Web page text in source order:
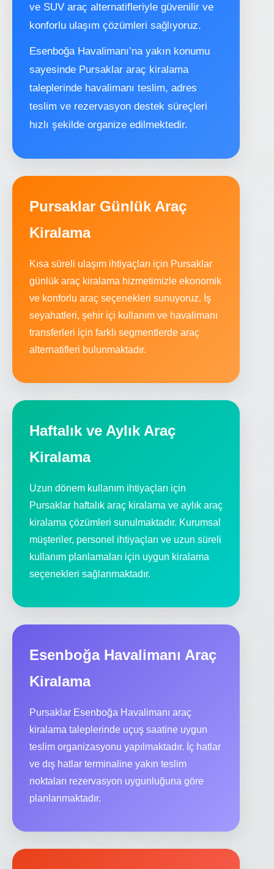
ve SUV araç alternatifleriyle güvenilir ve
konforlu ulaşım çözümleri sağlıyoruz.
Esenboğa Havalimanı’na yakın konumu
sayesinde Pursaklar araç kiralama
taleplerinde havalimanı teslim, adres
teslim ve rezervasyon destek süreçleri
hızlı şekilde organize edilmektedir.
Pursaklar Günlük Araç
Kiralama
Kısa süreli ulaşım ihtiyaçları için Pursaklar
günlük araç kiralama hizmetimizle ekonomik
ve konforlu araç seçenekleri sunuyoruz. İş
seyahatleri, şehir içi kullanım ve havalimanı
transferleri için farklı segmentlerde araç
alternatifleri bulunmaktadır.
Haftalık ve Aylık Araç
Kiralama
Uzun dönem kullanım ihtiyaçları için
Pursaklar haftalık araç kiralama ve aylık araç
kiralama çözümleri sunulmaktadır. Kurumsal
müşteriler, personel ihtiyaçları ve uzun süreli
kullanım planlamaları için uygun kiralama
seçenekleri sağlanmaktadır.
Esenboğa Havalimanı Araç
Kiralama
Pursaklar Esenboğa Havalimanı araç
kiralama taleplerinde uçuş saatine uygun
teslim organizasyonu yapılmaktadır. İç hatlar
ve dış hatlar terminaline yakın teslim
noktaları rezervasyon uygunluğuna göre
planlanmaktadır.